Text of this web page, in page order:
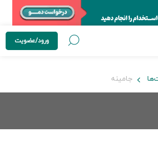
ورود/عضویت
جامینه